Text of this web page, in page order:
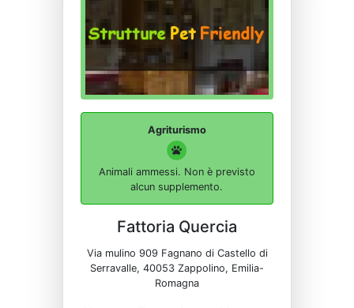
Agriturismo
Animali ammessi. Non è previsto
alcun supplemento.
Fattoria Quercia
Via mulino 909 Fagnano di Castello di
Serravalle, 40053 Zappolino, Emilia-
Romagna